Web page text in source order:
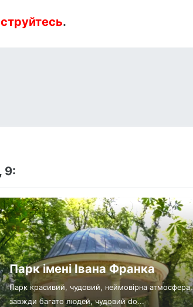
.
9:
Парк імені Івана Франка
Парк красивий, чудовий, неймовірна атмосфера,
завжди багато людей, чудовий do...